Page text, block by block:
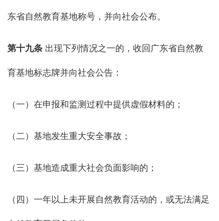
东省自然教育基地称号，并向社会公布。
第十九条 出现下列情况之一的，收回广东省自然教
育基地标志牌并向社会公告：
（一）在申报和监测过程中提供虚假材料的；
（二）基地发生重大安全事故；
（三）基地造成重大社会负面影响的；
（四）一年以上未开展自然教育活动的，或无法满足